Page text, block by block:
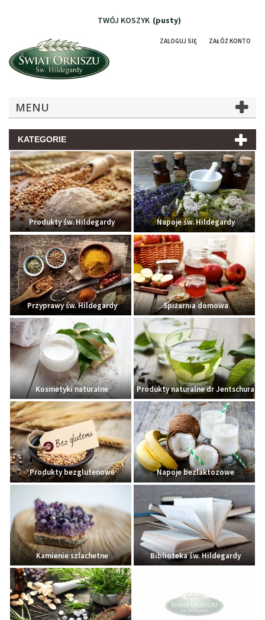
TWÓJ KOSZYK (pusty)
ZALOGUJ SIĘ ZAŁÓŻ KONTO
MENU
KATEGORIE
Produkty św. Hildegardy Napoje św. Hildegardy
Przyprawy św. Hildegardy Spiżarnia domowa
Kosmetyki naturalne Produkty naturalne dr Jentschura
Produkty bezglutenowe Napoje bezlaktozowe
Kamienie szlachetne Biblioteka św. Hildegardy